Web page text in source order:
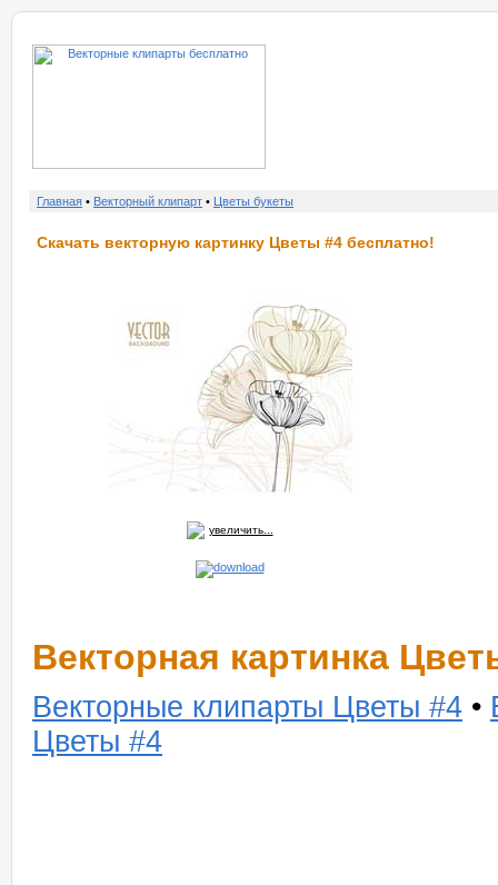
Главная • Векторный клипарт • Цветы букеты
Скачать векторную картинку Цветы #4 бесплатно!
увеличить...
Векторная картинка
Векторные клипарты Цветы #4 •
Цветы #4